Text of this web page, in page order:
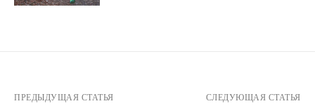
ПРЕДЫДУЩАЯ СТАТЬЯ СЛЕДУЮЩАЯ СТАТЬЯ